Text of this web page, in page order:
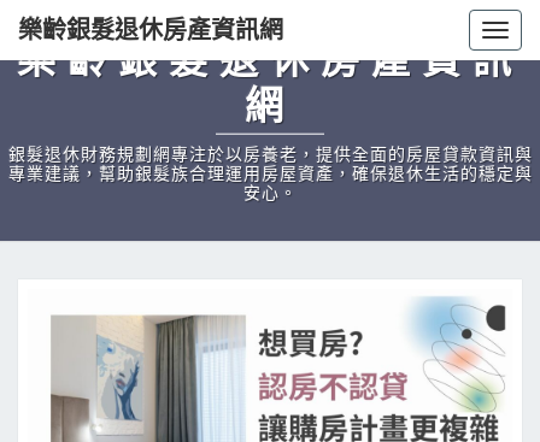
樂齡銀髮退休房產資訊網
樂齡銀髮退休房產資訊
網
銀髮退休財務規劃網專注於以房養老，提供全面的房屋貸款資訊與
專業建議，幫助銀髮族合理運用房屋資產，確保退休生活的穩定與
安心。